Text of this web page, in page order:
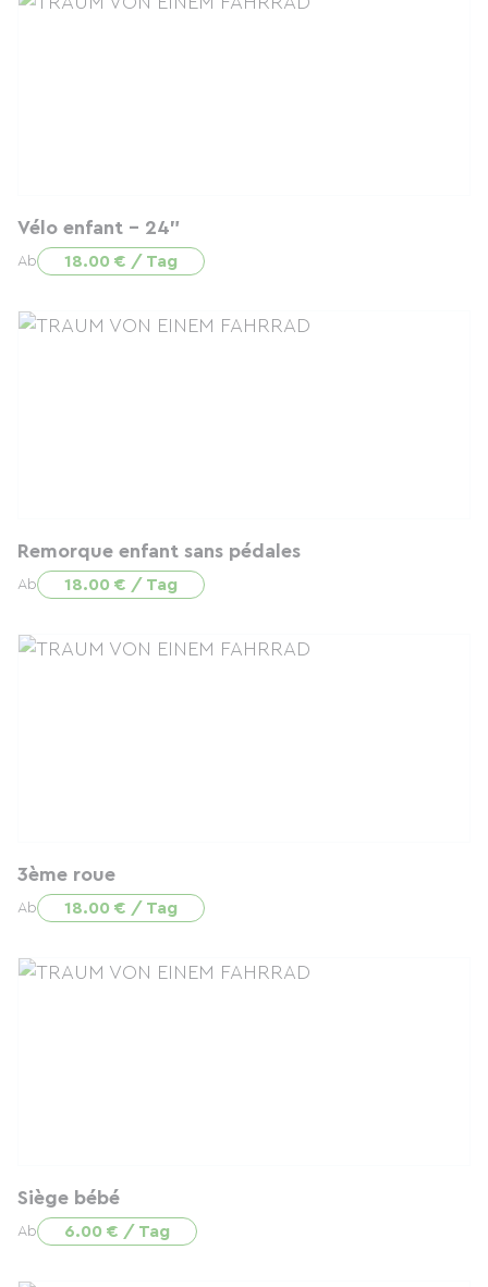
Vélo enfant - 24"
Ab 18.00 € / Tag
Remorque enfant sans pédales
Ab 18.00 € / Tag
3ème roue
Ab 18.00 € / Tag
Siège bébé
Ab 6.00 € / Tag